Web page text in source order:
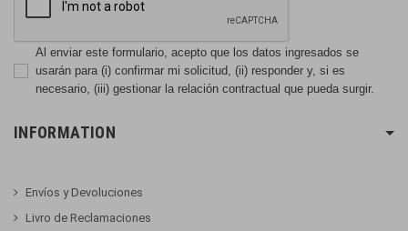
Al enviar este formulario, acepto que los datos ingresados se
usarán para (i) confirmar mi solicitud, (ii) responder y, si es
necesario, (iii) gestionar la relación contractual que pueda surgir.
INFORMATION
Envíos y Devoluciones
Livro de Reclamaciones